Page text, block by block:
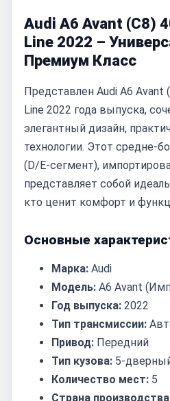
Audi A6 Avant (C8)
Line 2022 –
Премиум Класс
Представлен Audi A6 Avant
Line 2022 года выпуска,
элегантный дизайн,
технологии. Этот средне-
(D/E-сегмент),
представляет собой
кто ценит комфорт и
Основные
Марка: Audi
Модель: A6 Avant
Год выпуска: 2022
Тип трансмиссии:
Привод: Передний
Тип кузова: 5-
Количество мест: 5
Страна